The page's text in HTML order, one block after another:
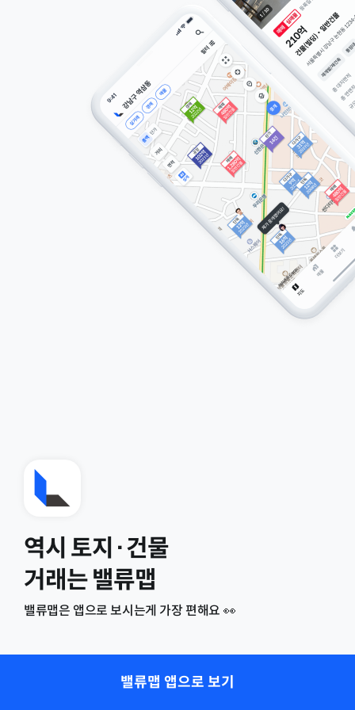
역시 토지·건물
거래는 밸류맵
밸류맵은 앱으로 보시는게 가장 편해요 👀
밸류맵 앱으로 보기